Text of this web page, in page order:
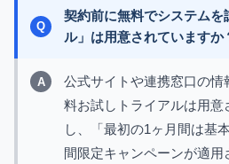
契約前に無料でシステム
ル」は用意されていますか
公式サイトや連携窓口の
料お試しトライアルは用
し、「最初の1ヶ月間は基
間限定キャンペーンが適用